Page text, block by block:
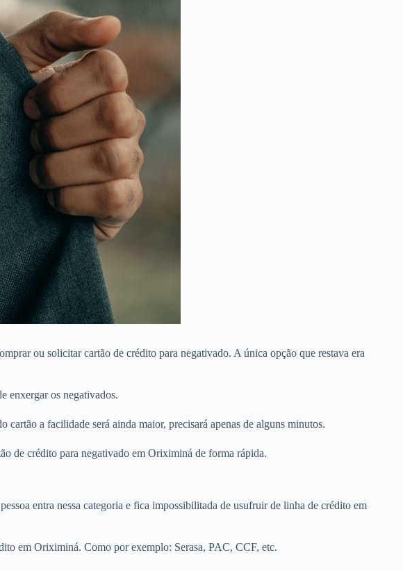
ou solicitar cartão de crédito para negativado. A única opção que restava era
enxergar os negativados.
a facilidade será ainda maior, precisará apenas de alguns minutos.
de crédito para negativado em Oriximiná de forma rápida.
entra nessa categoria e fica impossibilitada de usufruir de linha de crédito em
em Oriximiná. Como por exemplo: Serasa, PAC, CCF, etc.